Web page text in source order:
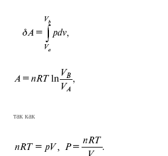
так как